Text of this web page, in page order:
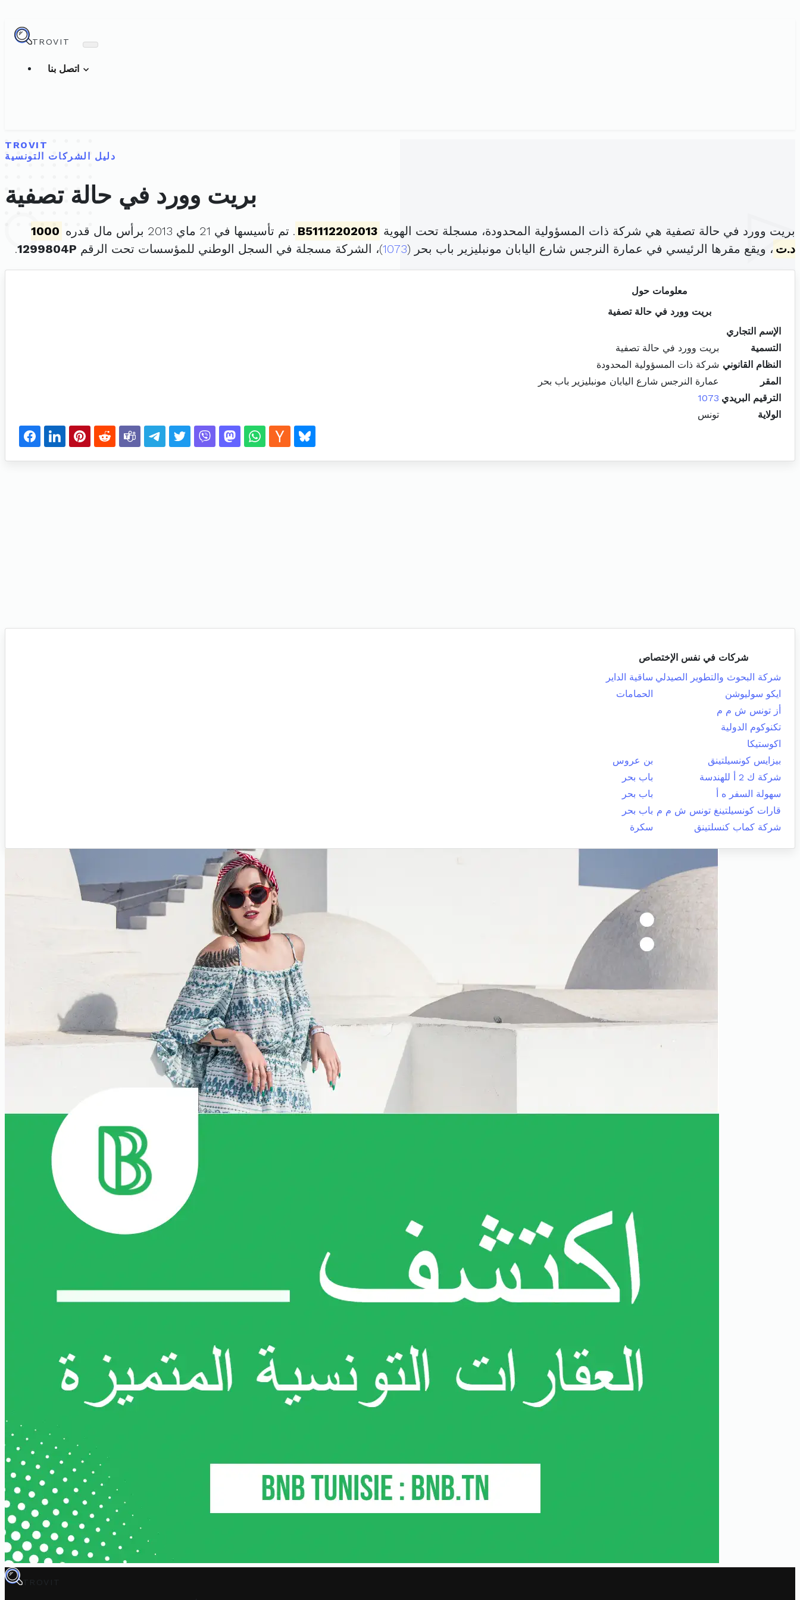
TROVIT
TROVIT
دليل الشركات التونسية
بريت وورد في حالة تصفية
بريت وورد في حالة تصفية هي شركة ذات المسؤولية المحدودة، مسجلة تحت الهوية B51112202013 . تم تأسيسها في 21 ماي 2013 برأس مال قدره
1000
د.ت ، ويقع مقرها الرئيسي في عمارة النرجس شارع اليابان مونبليزير باب بحر (1073)، الشركة مسجلة في السجل الوطني للمؤسسات تحت الرقم 1299804P
.
معلومات حول
بريت وورد في حالة تصفية
الإسم التجاري
التسمية
بريت وورد في حالة تصفية
النظام القانوني شركة ذات المسؤولية المحدودة
المقر
عمارة النرجس شارع اليابان مونبليزير باب بحر
الترقيم البريدي 1073
الولاية
تونس
شركات في نفس الإختصاص
شركة البحوث والتطوير الصيدلي ساقية الداير
ايكو سوليوشن
الحمامات
أز تونس ش م م
تكنوكوم الدولية
اكوستيكا
بيزايس كونسيلتينق
بن عروس
شركة ك 2 أ للهندسة
باب بحر
سهولة السفر ه أ
باب بحر
قارات كونسيلتينغ تونس ش م م باب بحر
شركة كماب كنسلتينق
سكرة
TROVIT